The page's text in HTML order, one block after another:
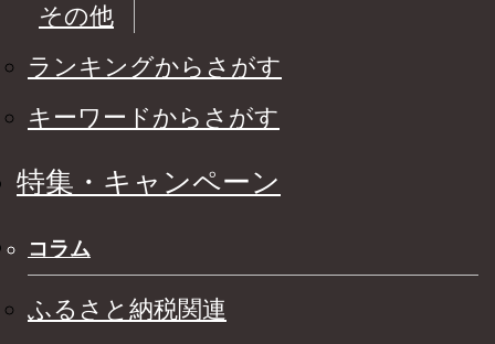
その他
ランキングからさがす
キーワードからさがす
特集・キャンペーン
コラム
ふるさと納税関連